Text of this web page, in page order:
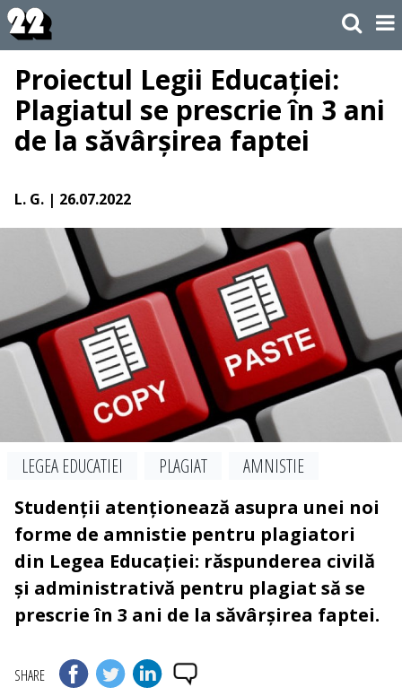
Proiectul Legii Educației:
Plagiatul se prescrie în 3 ani
de la săvârșirea faptei
L. G. | 26.07.2022
LEGEA EDUCATIEI PLAGIAT
AMNISTIE
Studenții atenționează asupra unei noi
forme de amnistie pentru plagiatori
din Legea Educației: răspunderea civilă
și administrativă pentru plagiat să se
prescrie în 3 ani de la săvârșirea faptei.
SHARE